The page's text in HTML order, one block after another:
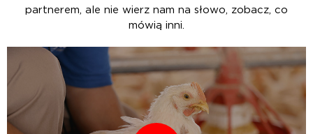
partnerem, ale nie wierz nam na słowo, zobacz, co
mówią inni.